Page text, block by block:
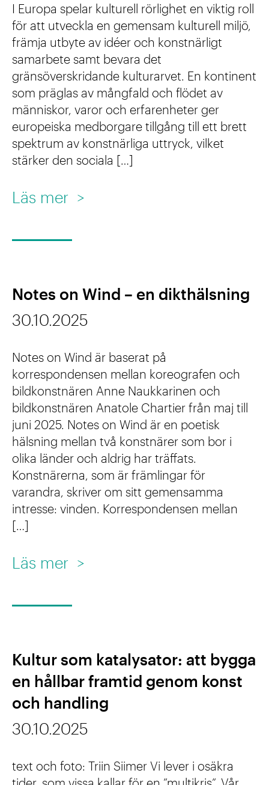
u
r
o
p
a
s
h
u
ä
d
r
1
5
-
3
1
.
3
l
i
a
W
a
l
l
n
e
o
-
e
i
m
o
n
e
n
–
r
m
d
e
n
m
d
I Europa spelar kulturell rörlighet en viktig roll
för att utveckla en gemensam kulturell miljö,
främja utbyte av idéer och konstnärligt
samarbete samt bevara det
gränsöverskridande kulturarvet. En kontinent
som präglas av mångfald och flödet av
människor, varor och erfarenheter ger
europeiska medborgare tillgång till ett brett
spektrum av konstnärliga uttryck, vilket
stärker den sociala […]
Läs mer:
å
b
a
r
ö
r
l
i
g
h
:
n
n
d
i
>
Notes on Wind – en dikthälsning
30.10.2025
Notes on Wind är baserat på
korrespondensen mellan koreografen och
bildkonstnären Anne Naukkarinen och
bildkonstnären Anatole Chartier från maj till
juni 2025. Notes on Wind är en poetisk
hälsning mellan två konstnärer som bor i
olika länder och aldrig har träffats.
Konstnärerna, som är främlingar för
varandra, skriver om sitt gemensamma
intresse: vinden. Korrespondensen mellan
[…]
Läs mer:
o
s
o
n
W
n
>
Kultur som katalysator: att bygga
en hållbar framtid genom konst
och handling
30.10.2025
text och foto: Triin Siimer Vi lever i osäkra